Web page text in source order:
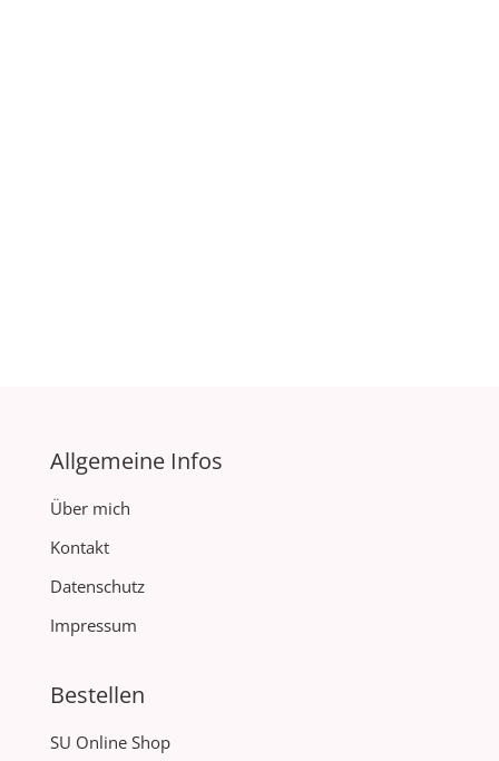
Allgemeine Infos
Über mich
Kontakt
Datenschutz
Impressum
Bestellen
SU Online Shop